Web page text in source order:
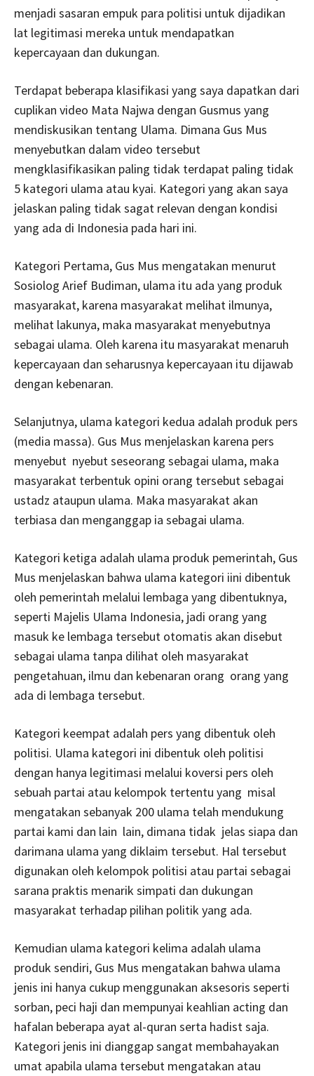
menjadi sasaran empuk para politisi untuk dijadikan
lat legitimasi mereka untuk mendapatkan
kepercayaan dan dukungan.
Terdapat beberapa klasifikasi yang saya dapatkan dari
cuplikan video Mata Najwa dengan Gusmus yang
mendiskusikan tentang Ulama. Dimana Gus Mus
menyebutkan dalam video tersebut
mengklasifikasikan paling tidak terdapat paling tidak
5 kategori ulama atau kyai. Kategori yang akan saya
jelaskan paling tidak sagat relevan dengan kondisi
yang ada di Indonesia pada hari ini.
Kategori Pertama, Gus Mus mengatakan menurut
Sosiolog Arief Budiman, ulama itu ada yang produk
masyarakat, karena masyarakat melihat ilmunya,
melihat lakunya, maka masyarakat menyebutnya
sebagai ulama. Oleh karena itu masyarakat menaruh
kepercayaan dan seharusnya kepercayaan itu dijawab
dengan kebenaran.
Selanjutnya, ulama kategori kedua adalah produk pers
(media massa). Gus Mus menjelaskan karena pers
menyebut nyebut seseorang sebagai ulama, maka
masyarakat terbentuk opini orang tersebut sebagai
ustadz ataupun ulama. Maka masyarakat akan
terbiasa dan menganggap ia sebagai ulama.
Kategori ketiga adalah ulama produk pemerintah, Gus
Mus menjelaskan bahwa ulama kategori iini dibentuk
oleh pemerintah melalui lembaga yang dibentuknya,
seperti Majelis Ulama Indonesia, jadi orang yang
masuk ke lembaga tersebut otomatis akan disebut
sebagai ulama tanpa dilihat oleh masyarakat
pengetahuan, ilmu dan kebenaran orang orang yang
ada di lembaga tersebut.
Kategori keempat adalah pers yang dibentuk oleh
politisi. Ulama kategori ini dibentuk oleh politisi
dengan hanya legitimasi melalui koversi pers oleh
sebuah partai atau kelompok tertentu yang misal
mengatakan sebanyak 200 ulama telah mendukung
partai kami dan lain lain, dimana tidak jelas siapa dan
darimana ulama yang diklaim tersebut. Hal tersebut
digunakan oleh kelompok politisi atau partai sebagai
sarana praktis menarik simpati dan dukungan
masyarakat terhadap pilihan politik yang ada.
Kemudian ulama kategori kelima adalah ulama
produk sendiri, Gus Mus mengatakan bahwa ulama
jenis ini hanya cukup menggunakan aksesoris seperti
sorban, peci haji dan mempunyai keahlian acting dan
hafalan beberapa ayat al-quran serta hadist saja.
Kategori jenis ini dianggap sangat membahayakan
umat apabila ulama tersebut mengatakan atau